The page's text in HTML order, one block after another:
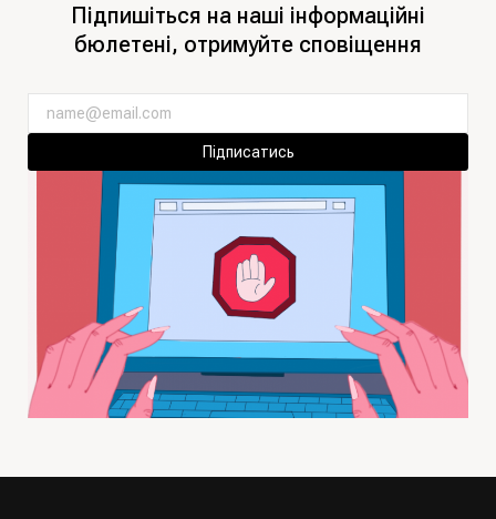
Підпишіться на наші інформаційні
бюлетені, отримуйте сповіщення
Підписатись